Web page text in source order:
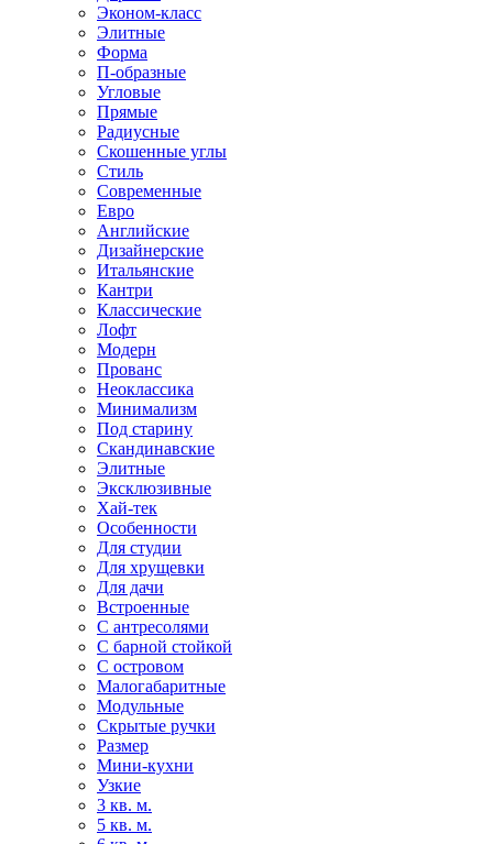
Эконом-класс
Элитные
Форма
П-образные
Угловые
Прямые
Радиусные
Скошенные углы
Стиль
Современные
Евро
Английские
Дизайнерские
Итальянские
Кантри
Классические
Лофт
Модерн
Прованс
Неоклассика
Минимализм
Под старину
Скандинавские
Элитные
Эксклюзивные
Хай-тек
Особенности
Для студии
Для хрущевки
Для дачи
Встроенные
С антресолями
С барной стойкой
С островом
Малогабаритные
Модульные
Скрытые ручки
Размер
Мини-кухни
Узкие
3 кв. м.
5 кв. м.